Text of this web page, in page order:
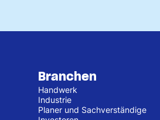
Branchen
Handwerk
Industrie
Planer und Sachverständige